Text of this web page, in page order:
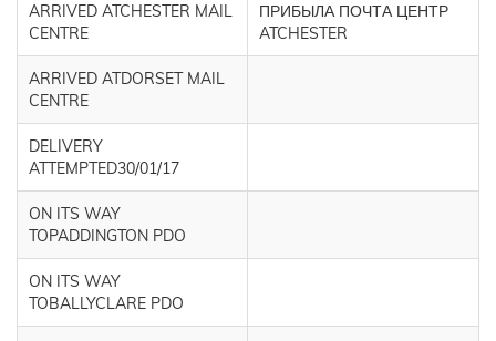
ARRIVED ATCHESTER MAIL
CENTRE
ПРИБЫЛА ПОЧТА ЦЕНТР
ATCHESTER
ARRIVED ATDORSET MAIL
CENTRE
DELIVERY
ATTEMPTED30/01/17
ON ITS WAY
TOPADDINGTON PDO
ON ITS WAY
TOBALLYCLARE PDO